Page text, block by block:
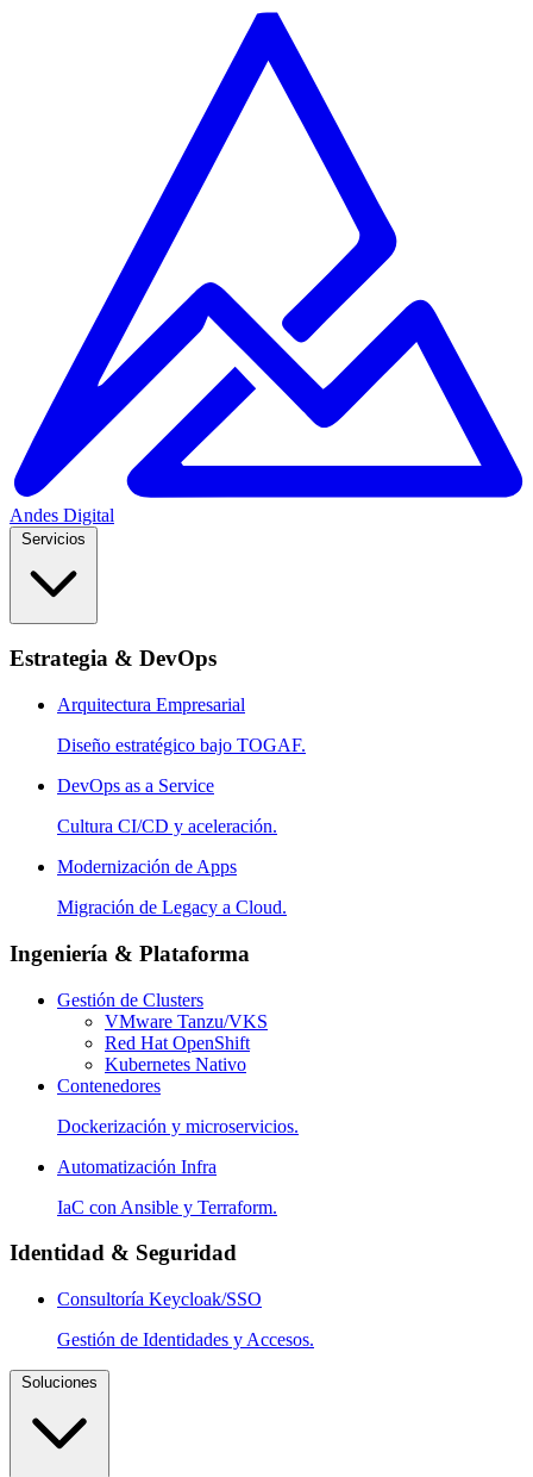
Andes Digital
Estrategia & DevOps
Arquitectura Empresarial
Diseño estratégico bajo TOGAF.
DevOps as a Service
Cultura CI/CD y aceleración.
Modernización de Apps
Migración de Legacy a Cloud.
Ingeniería & Plataforma
Gestión de Clusters
VMware Tanzu/VKS
Red Hat OpenShift
Kubernetes Nativo
Contenedores
Dockerización y microservicios.
Automatización Infra
IaC con Ansible y Terraform.
Identidad & Seguridad
Consultoría Keycloak/SSO
Gestión de Identidades y Accesos.